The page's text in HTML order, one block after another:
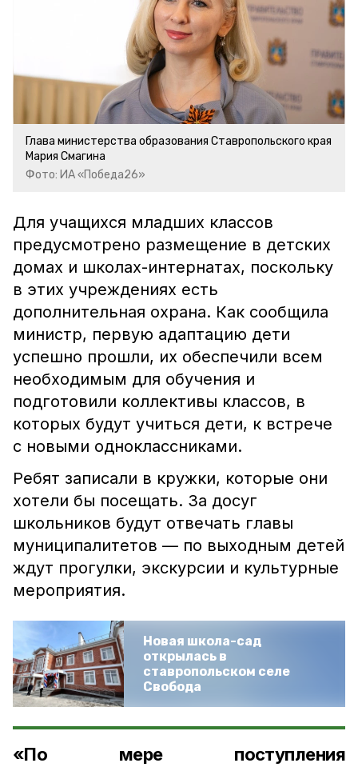
Глава министерства образования Ставропольского края
Мария Смагина
Фото: ИА «Победа26»
Для учащихся младших классов
предусмотрено размещение в детских
домах и школах-интернатах, поскольку
в этих учреждениях есть
дополнительная охрана. Как сообщила
министр, первую адаптацию дети
успешно прошли, их обеспечили всем
необходимым для обучения и
подготовили коллективы классов, в
которых будут учиться дети, к встрече
с новыми одноклассниками.
Ребят записали в кружки, которые они
хотели бы посещать. За досуг
школьников будут отвечать главы
муниципалитетов — по выходным детей
ждут прогулки, экскурсии и культурные
мероприятия.
Новая школа-сад
открылась в
ставропольском селе
Свобода
«По мере поступления